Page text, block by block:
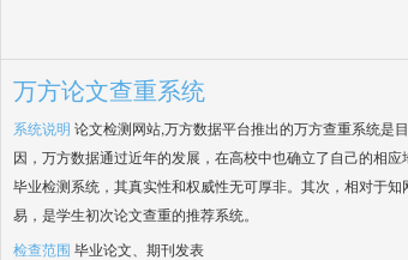
万方论文查重系统
系统说明 论文检测网站,万方数据平台推出的万方查重系统是
因，万方数据通过近年的发展，在高校中也确立了自己的相
毕业检测系统，其真实性和权威性无可厚非。其次，相对于
易，是学生初次论文查重的推荐系统。
检查范围 毕业论文、期刊发表